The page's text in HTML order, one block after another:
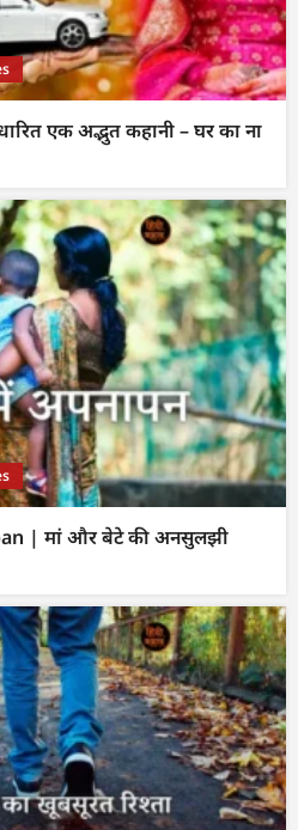
एक अद्भुत कहानी – घर का ना
| मां और बेटे की अनसुलझी